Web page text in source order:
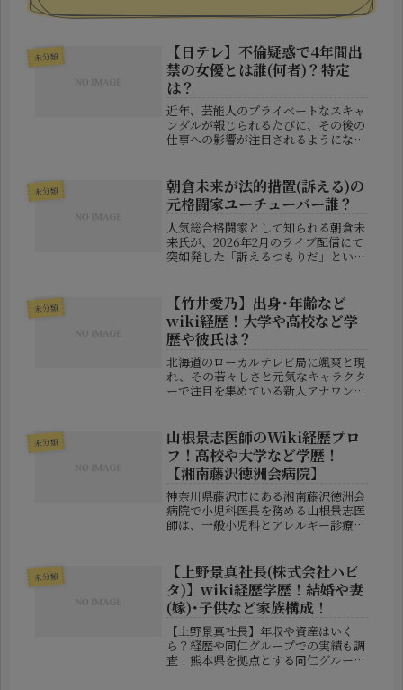
未分類
【日テレ】不倫疑惑で4年間出
禁の女優とは誰(何者)？特定
は？
近年、芸能人のプライベートなスキャ
ンダルが報じられるたびに、その後の
仕事への影響が注目されるようになり
る**日本テレビ（以下、日テレ）**
は、出演者のスキャンダルに対して
他...
未分類
朝倉未来が法的措置(訴える)の
元格闘家ユーチューバー誰？
人気総合格闘家として知られる朝倉未
来氏が、2026年2月のライブ配信にて
突如発した「訴えるつもりだ」という
配信やSNSなど幅広く活躍する彼が、
ある元格闘家YouTuberに...
未分類
【竹井愛乃】出身･年齢など
wiki経歴！大学や高校など学
歴や彼氏は？
北海道のローカルテレビ局に颯爽と現
れ、その若々しさと元気なキャラクタ
ーで注目を集めている新人アナウンサ
に入社したばかりながら、その初々し
い存在感と努力家の素顔に、視聴者
や...
未分類
山根景志医師のWiki経歴プロ
フ！高校や大学など学歴！
【湘南藤沢徳洲会病院】
神奈川県藤沢市にある湘南藤沢徳洲会
病院で小児科医長を務める山根景志医
師は、一般小児科とアレルギー診療の
日々の診療にあたっています。本記事
では、山根医師のプロフィールや学
歴、専...
未分類
【上野景真社長(株式会社ハビ
タ)】wiki経歴学歴！結婚や妻
(嫁)･子供など家族構成！
【上野景真社長】年収や資産はいく
ら？経歴や同仁グループでの実績も調
査！熊本県を拠点とする同仁グループ